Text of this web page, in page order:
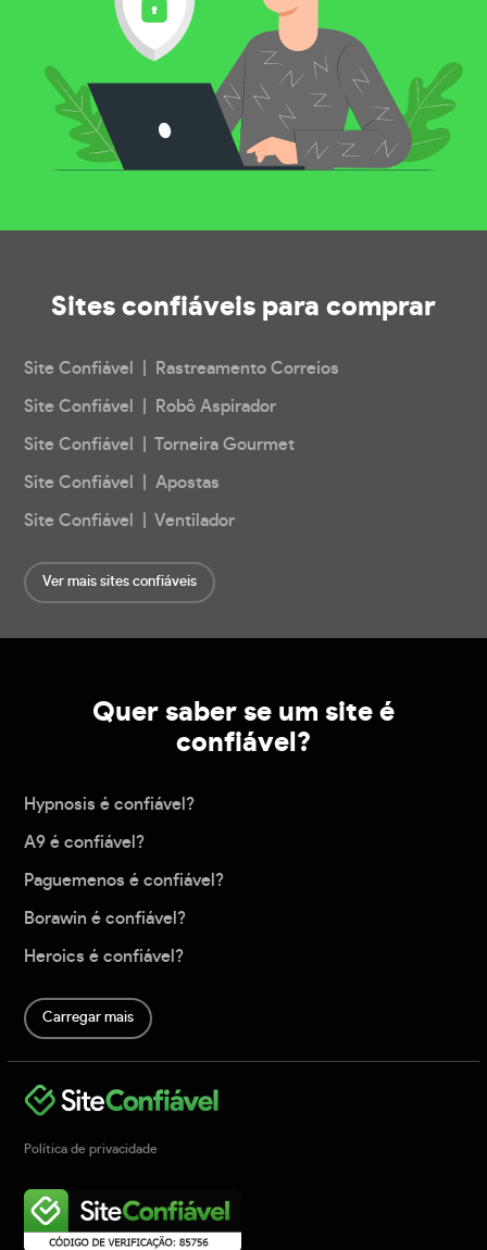
Sites confiáveis para comprar
Site Confiável | Rastreamento Correios
Site Confiável | Robô Aspirador
Site Confiável | Torneira Gourmet
Site Confiável | Apostas
Site Confiável | Ventilador
Ver mais sites confiáveis
Quer saber se um site é
confiável?
Hypnosis é confiável?
A9 é confiável?
Paguemenos é confiável?
Borawin é confiável?
Heroics é confiável?
Carregar mais
Política de privacidade